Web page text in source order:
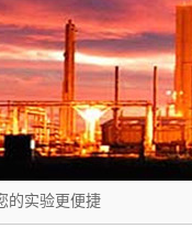
的实验更便捷